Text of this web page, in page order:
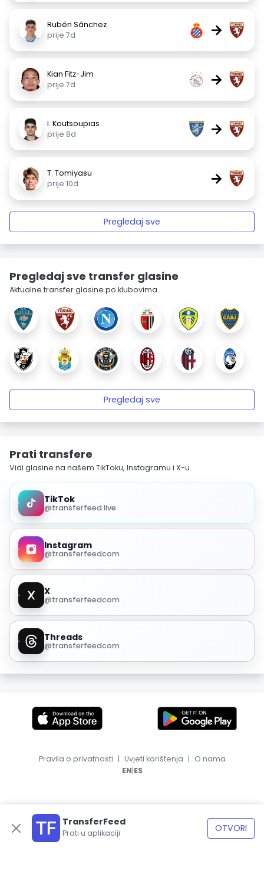
Rubén Sánchez
prije 7d
→
Kian Fitz-Jim
prije 7d
→
I. Koutsoupias
prije 8d
→
T. Tomiyasu
prije 10d
→
Pregledaj sve
Pregledaj sve transfer glasine
Aktualne transfer glasine po klubovima.
Pregledaj sve
Prati transfere
Vidi glasine na našem TikToku, Instagramu i X-u.
TikTok
@transferfeed.live
Instagram
@transferfeedcom
X
@transferfeedcom
Threads
@transferfeedcom
TransferFeed
Prati u aplikaciji OTVORI
Pravila o privatnosti | Uvjeti korištenja | O nama
EN|ES